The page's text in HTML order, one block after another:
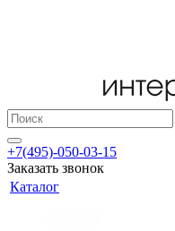
+7(495)-050-03-15
Заказать звонок
Каталог